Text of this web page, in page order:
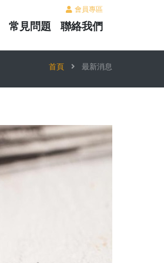
會員專區
常見問題 聯絡我們
首頁 最新消息